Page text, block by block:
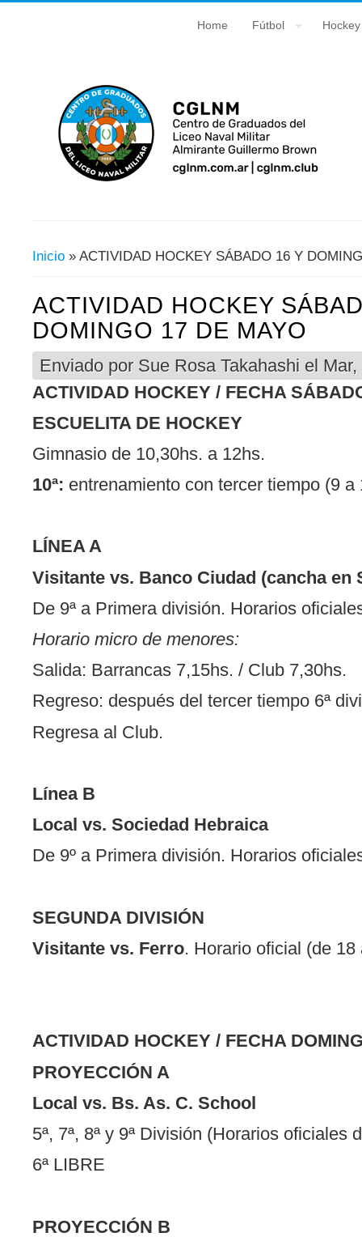
Home Fútbol Hockey
Inicio » ACTIVIDAD HOCKEY SÁBADO 16 Y
ACTIVIDAD HOCKEY
DOMINGO 17 DE MAYO
Enviado por Sue Rosa Takahashi el
ACTIVIDAD HOCKEY / FECHA
ESCUELITA DE HOCKEY
Gimnasio de 10,30hs. a 12hs.
10ª: entrenamiento con tercer tiempo (9 a
LÍNEA A
Visitante vs. Banco Ciudad (cancha en
De 9ª a Primera división. Horarios
Horario micro de menores:
Salida: Barrancas 7,15hs. / Club 7,30hs.
Regreso: después del tercer tiempo 6ª
Regresa al Club.
Línea B
Local vs. Sociedad Hebraica
De 9º a Primera división. Horarios
SEGUNDA DIVISIÓN
Visitante vs. Ferro. Horario oficial (de 18
ACTIVIDAD HOCKEY / FECHA
PROYECCIÓN A
Local vs. Bs. As. C. School
5ª, 7ª, 8ª y 9ª División (Horarios oficiales
6ª LIBRE
PROYECCIÓN B